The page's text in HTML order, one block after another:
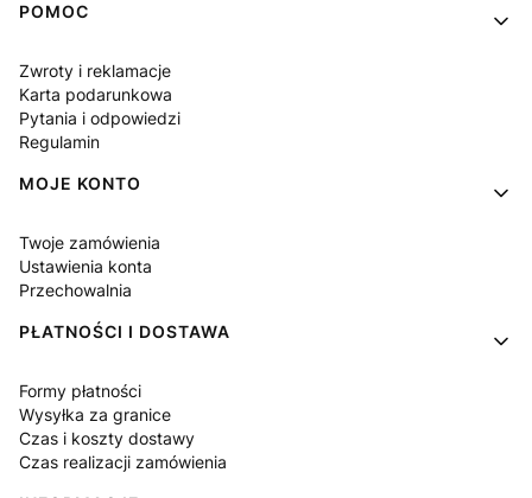
Linki w stopce
POMOC
Zwroty i reklamacje
Karta podarunkowa
Pytania i odpowiedzi
Regulamin
MOJE KONTO
Twoje zamówienia
Ustawienia konta
Przechowalnia
PŁATNOŚCI I DOSTAWA
Formy płatności
Wysyłka za granice
Czas i koszty dostawy
Czas realizacji zamówienia